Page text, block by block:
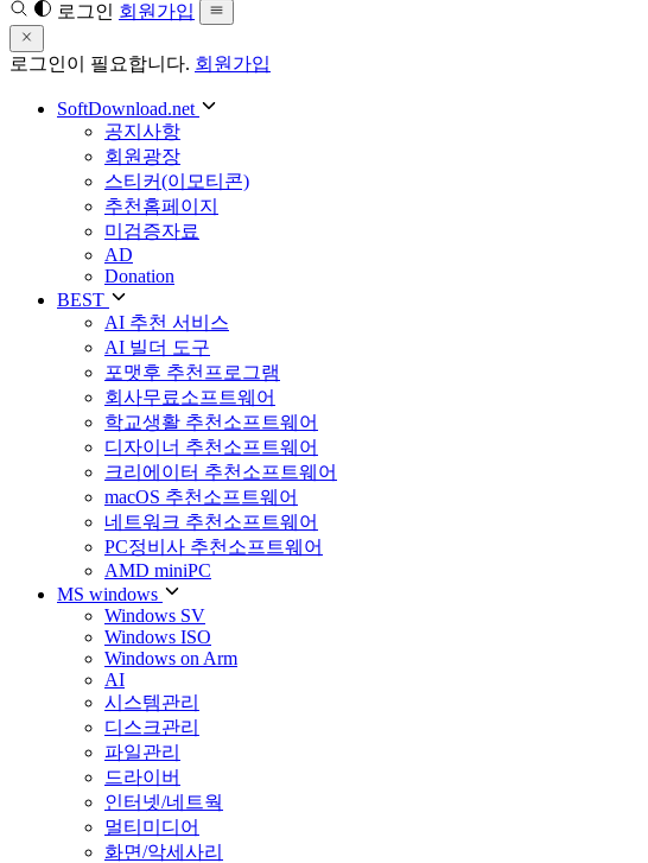
로그인 회원가입
로그인이 필요합니다. 회원가입
SoftDownload.net
공지사항
회원광장
스티커(이모티콘)
추천홈페이지
미검증자료
AD
Donation
BEST
AI 추천 서비스
AI 빌더 도구
포맷후 추천프로그램
회사무료소프트웨어
학교생활 추천소프트웨어
디자이너 추천소프트웨어
크리에이터 추천소프트웨어
macOS 추천소프트웨어
네트워크 추천소프트웨어
PC정비사 추천소프트웨어
AMD miniPC
MS windows
Windows SV
Windows ISO
Windows on Arm
AI
시스템관리
디스크관리
파일관리
드라이버
인터넷/네트웍
멀티미디어
화면/악세사리